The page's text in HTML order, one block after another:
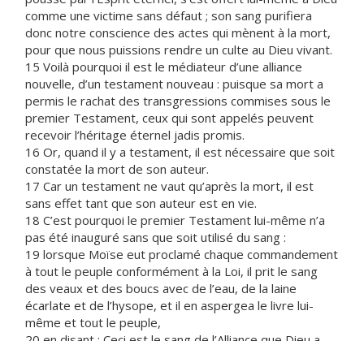
comme une victime sans défaut ; son sang purifiera
donc notre conscience des actes qui mènent à la mort,
pour que nous puissions rendre un culte au Dieu vivant.
15 Voilà pourquoi il est le médiateur d’une alliance
nouvelle, d’un testament nouveau : puisque sa mort a
permis le rachat des transgressions commises sous le
premier Testament, ceux qui sont appelés peuvent
recevoir l’héritage éternel jadis promis.
16 Or, quand il y a testament, il est nécessaire que soit
constatée la mort de son auteur.
17 Car un testament ne vaut qu’après la mort, il est
sans effet tant que son auteur est en vie.
18 C’est pourquoi le premier Testament lui-même n’a
pas été inauguré sans que soit utilisé du sang :
19 lorsque Moïse eut proclamé chaque commandement
à tout le peuple conformément à la Loi, il prit le sang
des veaux et des boucs avec de l’eau, de la laine
écarlate et de l’hysope, et il en aspergea le livre lui-
même et tout le peuple,